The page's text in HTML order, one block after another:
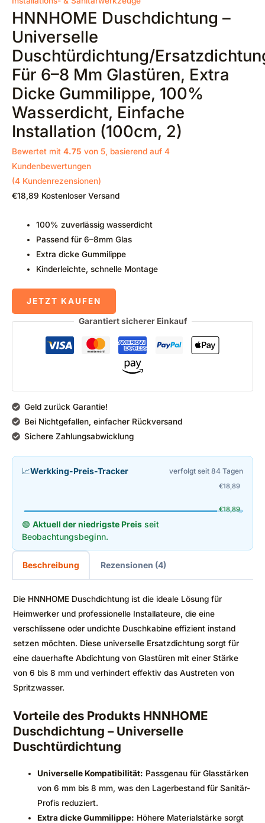
HNNHOME Duschdichtung –
Universelle
Duschtürdichtung/
Für 6–8 Mm Glastüren, Extra
Dicke Gummilippe, 100%
Wasserdicht, Einfache
Installation (100cm, 2)
Bewertet mit 4.75 von 5, basierend auf 4
Kundenbewertungen
(4 Kundenrezensionen)
€18,89 Kostenloser Versand
100% zuverlässig wasserdicht
Passend für 6–8mm Glas
Extra dicke Gummilippe
Kinderleichte, schnelle Montage
JETZT KAUFEN
Garantiert sicherer Einkauf
Geld zurück Garantie!
Bei Nichtgefallen, einfacher Rückversand
Sichere Zahlungsabwicklung
📈Werkking-Preis-Tracker verfolgt seit 84 Tagen
€18,89
€18,89
🟢 Aktuell der niedrigste Preis seit
Beobachtungsbeginn.
Beschreibung Rezensionen (4)
Die HNNHOME Duschdichtung ist die ideale Lösung für
Heimwerker und professionelle Installateure, die eine
verschlissene oder undichte Duschkabine effizient instand
setzen möchten. Diese universelle Ersatzdichtung sorgt für
eine dauerhafte Abdichtung von Glastüren mit einer Stärke
von 6 bis 8 mm und verhindert effektiv das Austreten von
Spritzwasser.
Vorteile des Produkts HNNHOME
Duschdichtung – Universelle
Duschtürdichtung
Universelle Kompatibilität: Passgenau für Glasstärken
von 6 mm bis 8 mm, was den Lagerbestand für Sanitär-
Profis reduziert.
Extra dicke Gummilippe: Höhere Materialstärke sorgt